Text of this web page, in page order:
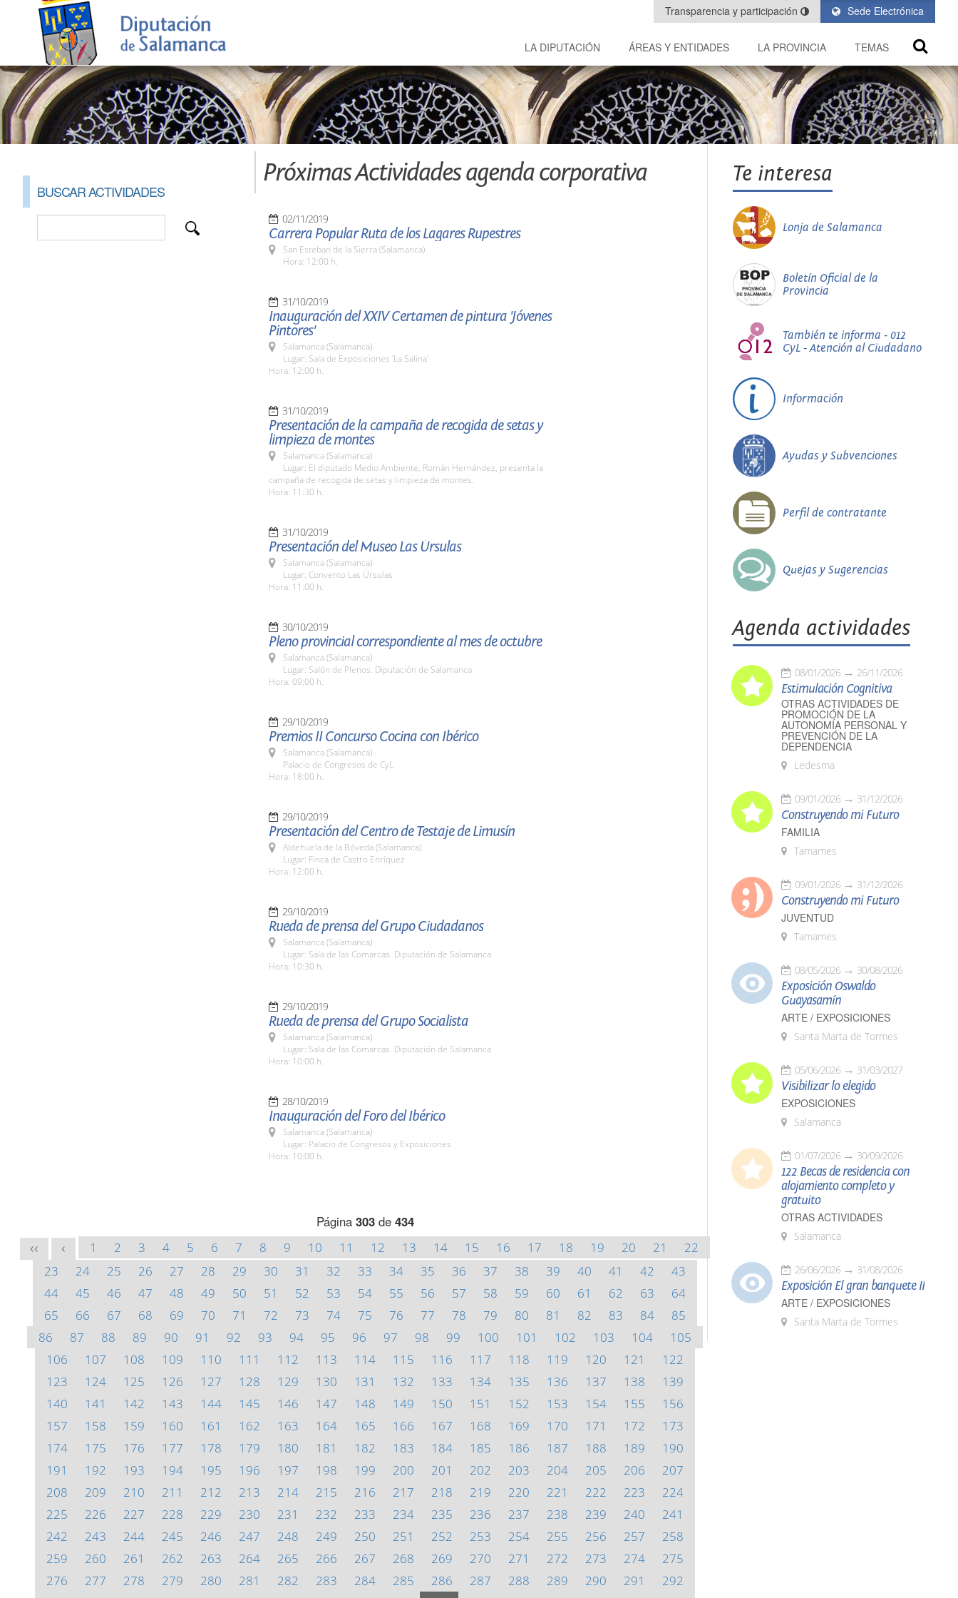
Sede Electrónica
Transparencia y participación
LA DIPUTACIÓN ÁREAS Y ENTIDADES LA PROVINCIA TEMAS
BUSCAR ACTIVIDADES
Próximas Actividades agenda corporativa
02/11/2019
Carrera Popular Ruta de los Lagares Rupestres
San Esteban de la Sierra (Salamanca)
Hora: 12:00 h.
31/10/2019
Inauguración del XXIV Certamen de pintura 'Jóvenes
Pintores'
Salamanca (Salamanca)
Lugar: Sala de Exposiciones 'La Salina'
Hora: 12:00 h.
31/10/2019
Presentación de la campaña de recogida de setas y
limpieza de montes
Salamanca (Salamanca)
Lugar: El diputado Medio Ambiente, Román Hernández, presenta la
campaña de recogida de setas y limpieza de montes.
Hora: 11:30 h.
31/10/2019
Presentación del Museo Las Úrsulas
Salamanca (Salamanca)
Lugar: Convento Las Úrsulas
Hora: 11:00 h.
30/10/2019
Pleno provincial correspondiente al mes de octubre
Salamanca (Salamanca)
Lugar: Salón de Plenos. Diputación de Salamanca
Hora: 09:00 h.
29/10/2019
Premios II Concurso Cocina con Ibérico
Salamanca (Salamanca)
Palacio de Congresos de CyL
Hora: 18:00 h.
29/10/2019
Presentación del Centro de Testaje de Limusín
Aldehuela de la Bóveda (Salamanca)
Lugar: Finca de Castro Enríquez
Hora: 12:00 h.
29/10/2019
Rueda de prensa del Grupo Ciudadanos
Salamanca (Salamanca)
Lugar: Sala de las Comarcas. Diputación de Salamanca
Hora: 10:30 h.
29/10/2019
Rueda de prensa del Grupo Socialista
Salamanca (Salamanca)
Lugar: Sala de las Comarcas. Diputación de Salamanca
Hora: 10:00 h.
28/10/2019
Inauguración del Foro del Ibérico
Salamanca (Salamanca)
Lugar: Palacio de Congresos y Exposiciones
Hora: 10:00 h.
Página 303de 434
<< < 1 2 3 4 5 6 7 8 9 10 11 12 13 14 15 16 17 18 19 20 21
22
23
24 25 26 27 28 29 30 31 32 33 34 35 36 37 38 39 40 41 42
43
44
45 46 47 48 49 50 51 52 53 54 55 56 57 58 59 60 61 62 63
64
65
66 67 68 69 70 71 72 73 74 75 76 77 78 79 80 81 82 83 84
85
86
87 88 89 90 91 92 93 94 95 96 97 98 99 100 101 102 103 104
105
106
107 108 109 110 111 112 113 114 115 116 117 118 119 120 121
122
123
124 125 126 127 128 129 130 131 132 133 134 135 136 137 138
139
140
141 142 143 144 145 146 147 148 149 150 151 152 153 154 155
156
157
158 159 160 161 162 163 164 165 166 167 168 169 170 171 172
173
174
175 176 177 178 179 180 181 182 183 184 185 186 187 188 189
190
191
192 193 194 195 196 197 198 199 200 201 202 203 204 205 206
207
208
209 210 211 212 213 214 215 216 217 218 219 220 221 222 223
224
225
226 227 228 229 230 231 232 233 234 235 236 237 238 239 240
241
242
243 244 245 246 247 248 249 250 251 252 253 254 255 256 257
258
259
260 261 262 263 264 265 266 267 268 269 270 271 272 273 274
275
276
277 278 279 280 281 282 283 284 285 286 287 288 289 290 291
292
Te interesa
Lonja de Salamanca
Boletín Oficial de la
Provincia
También te informa - 012
CyL - Atención al Ciudadano
Información
Ayudas y Subvenciones
Perfil de contratante
Quejas y Sugerencias
Agenda actividades
08/01/2026 26/11/2026
Estimulación Cognitiva
OTRAS ACTIVIDADES DE
PROMOCIÓN DE LA
AUTONOMÍA PERSONAL Y
PREVENCIÓN DE LA
DEPENDENCIA
Ledesma
09/01/2026 31/12/2026
Construyendo mi Futuro
FAMILIA
Tamames
09/01/2026 31/12/2026
Construyendo mi Futuro
JUVENTUD
Tamames
08/05/2026 30/08/2026
Exposición Oswaldo
Guayasamín
ARTE / EXPOSICIONES
Santa Marta de Tormes
05/06/2026 31/03/2027
Visibilizar lo elegido
EXPOSICIONES
Salamanca
01/07/2026 30/09/2026
122 Becas de residencia con
alojamiento completo y
gratuito
OTRAS ACTIVIDADES
Salamanca
26/06/2026 31/08/2026
Exposición El gran banquete II
ARTE / EXPOSICIONES
Santa Marta de Tormes